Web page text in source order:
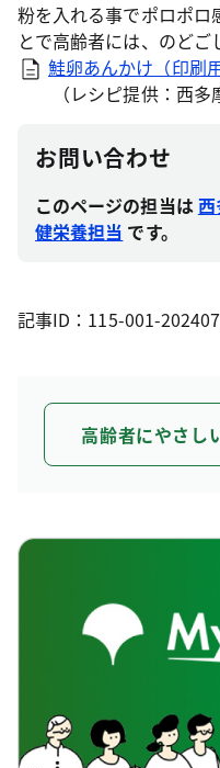
粉を入れる事でポロポロ
とで高齢者には、のどご
鮭卵あんかけ（印刷
（レシピ提供：西多摩
お問い合わせ
このページの担当は
健栄養担当 です。
記事ID：115-001-
高齢者にやさし